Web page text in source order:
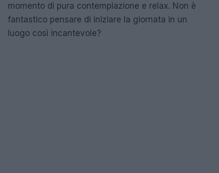
momento di pura contemplazione e relax. Non è
fantastico pensare di iniziare la giornata in un
luogo così incantevole?